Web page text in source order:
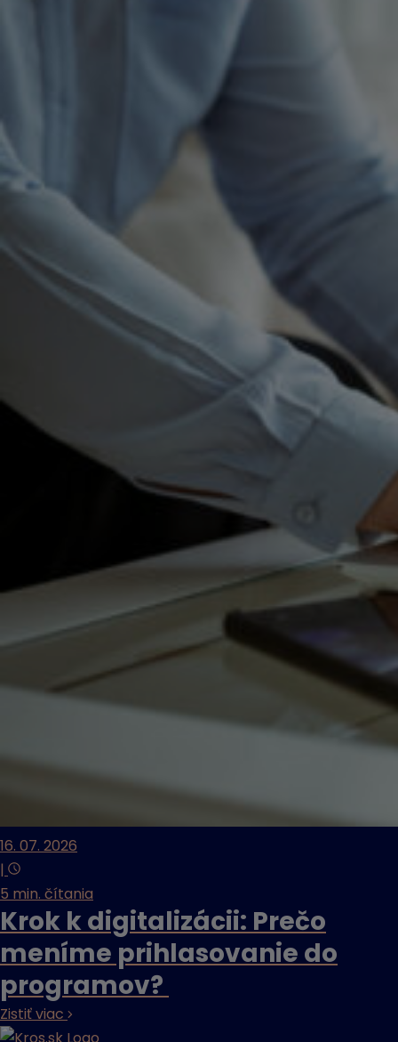
16. 07. 2026
|
5 min. čítania
Krok k digitalizácii: Prečo
meníme prihlasovanie do
programov?
Zistiť viac